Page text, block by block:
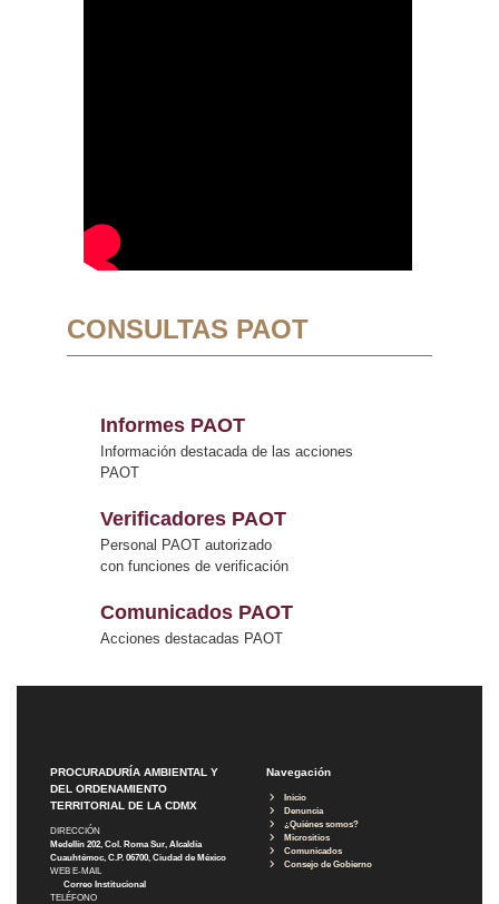
CONSULTAS PAOT
Informes PAOT
Información destacada de las acciones
PAOT
Verificadores PAOT
Personal PAOT autorizado
con funciones de verificación
Comunicados PAOT
Acciones destacadas PAOT
PROCURADURÍA AMBIENTAL Y
DEL ORDENAMIENTO
TERRITORIAL DE LA CDMX
DIRECCIÓN
Medellín 202, Col. Roma Sur, Alcaldía
Cuauhtémoc, C.P. 06700, Ciudad de México
WEB E-MAIL
Correo Institucional
TELÉFONO
Navegación
Inicio
Denuncia
¿Quiénes somos?
Micrositios
Comunicados
Consejo de Gobierno